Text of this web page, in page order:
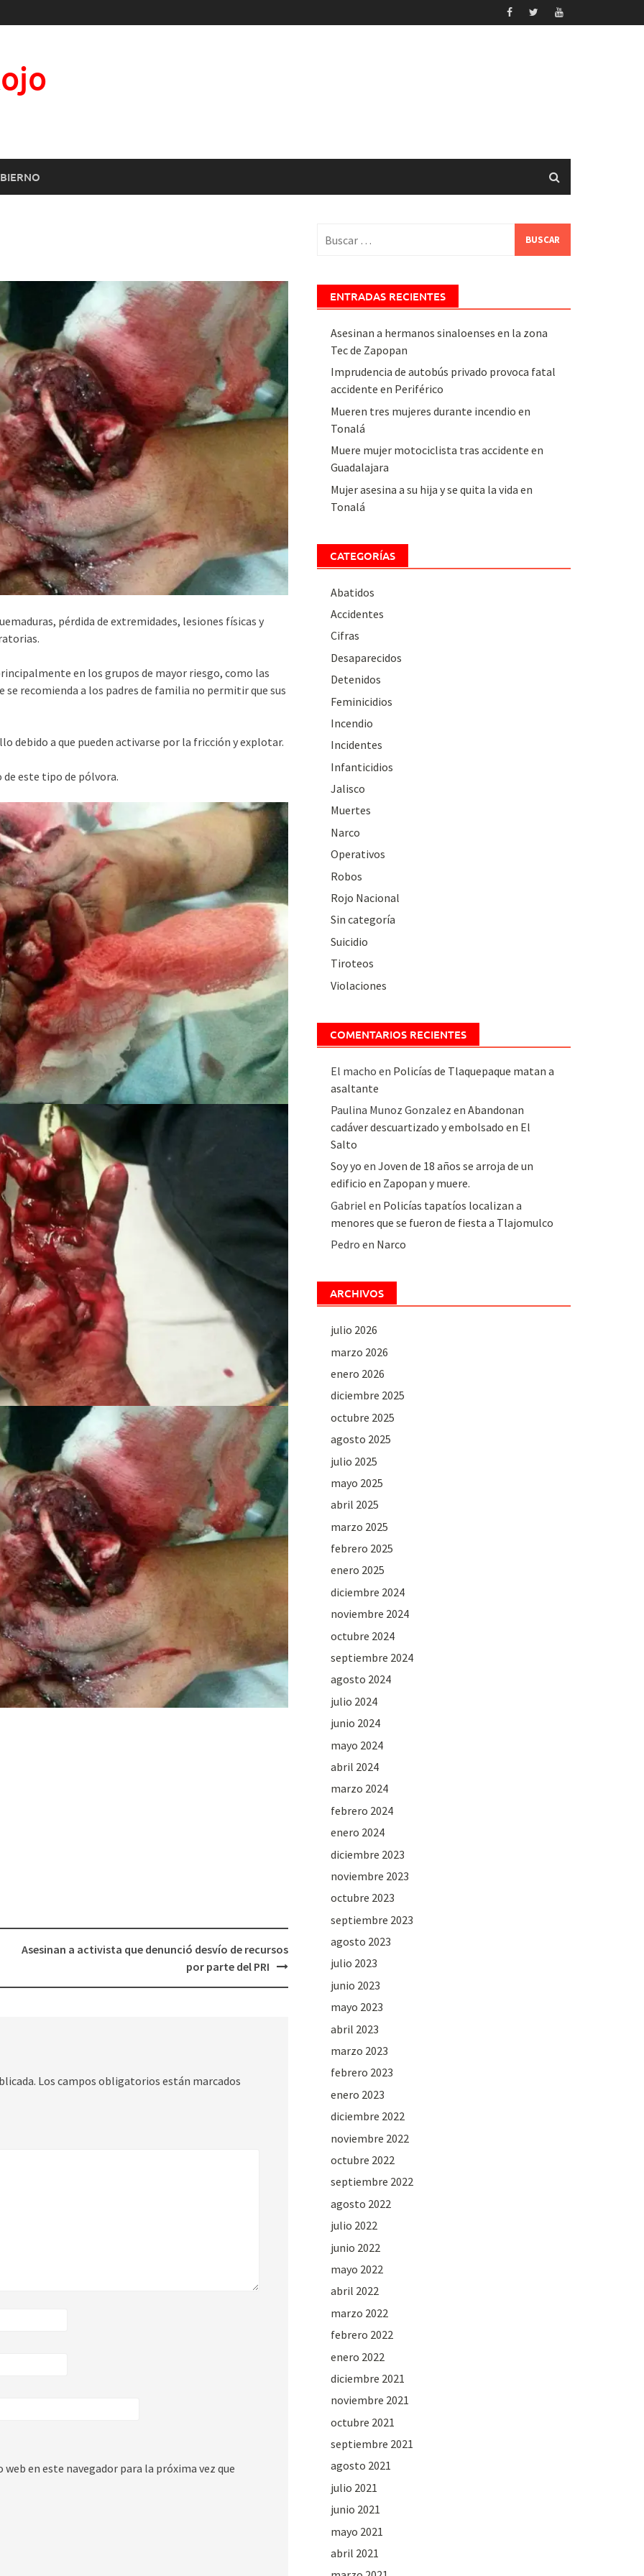
pérdida de extremidades, lesiones físicas y
en los grupos de mayor riesgo, como las
se recomienda a los padres de familia no permitir que sus
debido a que pueden activarse por la fricción y explotar.
de este tipo de pólvora.
Asesinan a activista que denunció desvío de recursos
por parte del PRI
Los campos obligatorios están marcados
en este navegador para la próxima vez que
ENTRADAS RECIENTES
Asesinan a hermanos sinaloenses en la zona
Tec de Zapopan
Imprudencia de autobús privado provoca fatal
accidente en Periférico
Mueren tres mujeres durante incendio en
Tonalá
Muere mujer motociclista tras accidente en
Guadalajara
Mujer asesina a su hija y se quita la vida en
Tonalá
CATEGORÍAS
Abatidos
Accidentes
Cifras
Desaparecidos
Detenidos
Feminicidios
Incendio
Incidentes
Infanticidios
Jalisco
Muertes
Narco
Operativos
Robos
Rojo Nacional
Sin categoría
Suicidio
Tiroteos
Violaciones
COMENTARIOS RECIENTES
El macho en Policías de Tlaquepaque matan a
asaltante
Paulina Munoz Gonzalez en Abandonan
cadáver descuartizado y embolsado en El
Salto
Soy yo en Joven de 18 años se arroja de un
edificio en Zapopan y muere.
Gabriel en Policías tapatíos localizan a
menores que se fueron de fiesta a Tlajomulco
Pedro en Narco
ARCHIVOS
julio 2026
marzo 2026
enero 2026
diciembre 2025
octubre 2025
agosto 2025
julio 2025
mayo 2025
abril 2025
marzo 2025
febrero 2025
enero 2025
diciembre 2024
noviembre 2024
octubre 2024
septiembre 2024
agosto 2024
julio 2024
junio 2024
mayo 2024
abril 2024
marzo 2024
febrero 2024
enero 2024
diciembre 2023
noviembre 2023
octubre 2023
septiembre 2023
agosto 2023
julio 2023
junio 2023
mayo 2023
abril 2023
marzo 2023
febrero 2023
enero 2023
diciembre 2022
noviembre 2022
octubre 2022
septiembre 2022
agosto 2022
julio 2022
junio 2022
mayo 2022
abril 2022
marzo 2022
febrero 2022
enero 2022
diciembre 2021
noviembre 2021
octubre 2021
septiembre 2021
agosto 2021
julio 2021
junio 2021
mayo 2021
abril 2021